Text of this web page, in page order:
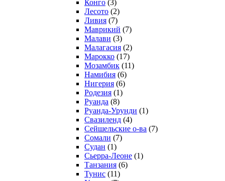
Конго (3)
Лесото (2)
Ливия (7)
Маврикий (7)
Малави (3)
Малагасия (2)
Марокко (17)
Мозамбик (11)
Намибия (6)
Нигерия (6)
Родезия (1)
Руанда (8)
Руанда-Урунди (1)
Свазиленд (4)
Сейшельские о-ва (7)
Сомали (7)
Судан (1)
Сьерра-Леоне (1)
Танзания (6)
Тунис (11)